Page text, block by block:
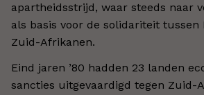
apartheidsstrijd, waar steeds naar
als basis voor de solidariteit tussen
Zuid-Afrikanen.
Eind jaren ’80 hadden 23 landen
sancties uitgevaardigd tegen Zuid-